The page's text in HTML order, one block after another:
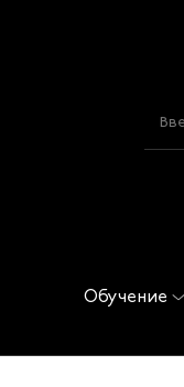
Обучение